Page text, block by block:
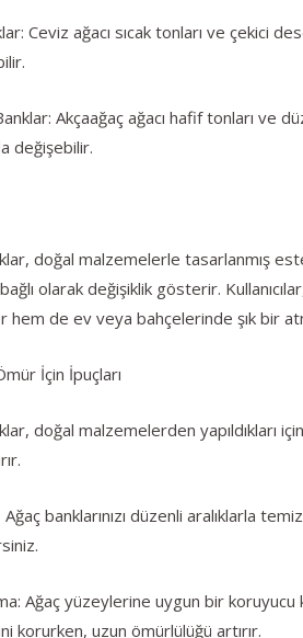
Ceviz ağacı sıcak tonları ve çekici
Akçaağaç ağacı hafif tonları ve
değişebilir.
doğal malzemelerle tasarlanmış
olarak değişiklik gösterir.
hem de ev veya bahçelerinde şık bir
İçin İpuçları
doğal malzemelerden yapıldıkları
banklarınızı düzenli aralıklarla
Ağaç yüzeylerine uygun bir koruyucu
korurken, uzun ömürlülüğü artırır.